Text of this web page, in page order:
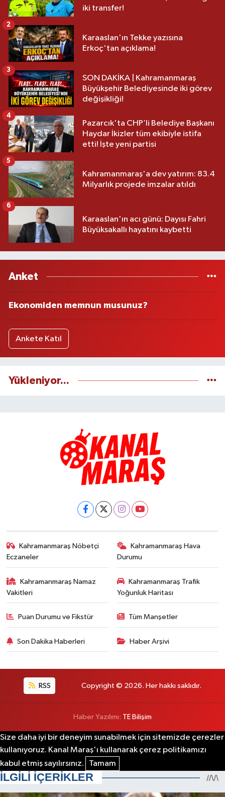
iki transfer!
Karaaslan'ın Tekke yazısına
Erkoç'tan açıklama!
2
SON DAKİKA | Kahramanmaraş
Büyükşehir Belediyesinde iki görev
değişikliği!
3
Pazarcık'ta CHP’li Belediye Başkanı
Haydar İkizler tüm ekibiyle istifa
etti! İşte yeni partisi
4
Kahramanmaraş'a dev yatırım: 83.4
Milyarlık projede imzalar atıldı
5
Karaaslan'ın acı günü: Dayısı Fahri
Büyüksakallı hayatını kaybetti
6
Anket
Ekonomiden memnun musunuz?
Ankete Katıl
Yükleniyor...
Kahramanmaraş Nöbetçi
Eczaneler
Kahramanmaraş Hava
Durumu
Kahramanmaraş Namaz
Vakitleri
Kahramanmaraş Trafik
Yoğunluk Haritası
Puan Durumu ve Fikstür Tüm Manşetler
Son Dakika Haberleri Haber Arşivi
RSS Copyright © 2026. Her hakkı saklıdır.
Haber Yazılımı: TE Bilişim
Size daha iyi bir deneyim sunabilmek için sitemizde çerezler
kullanıyoruz. Kanal Maraş'ı kullanarak çerez politikamızı
kabul etmiş sayılırsınız.
Tamam